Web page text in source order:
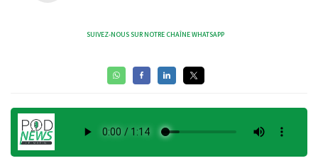
SUIVEZ-NOUS SUR NOTRE CHAÎNE WHATSAPP